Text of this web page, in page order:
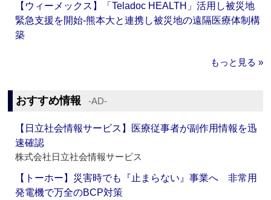
【ウィーメックス】「Teladoc HEALTH」活用し被災地
緊急支援を開始‐熊本大と連携し被災地の遠隔医療体制構
築
もっと見る »
おすすめ情報 ‐AD‐
【日立社会情報サービス】医療従事者が副作用情報を迅
速確認
株式会社日立社会情報サービス
【トーホー】災害時でも『止まらない』事業へ 非常用
発電機で万全のBCP対策